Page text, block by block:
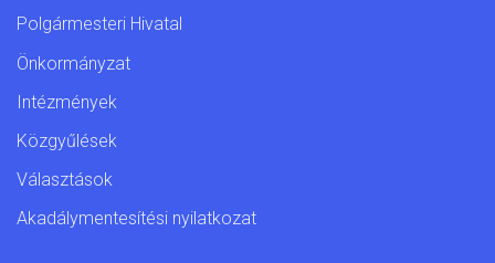
Polgármesteri Hivatal
Önkormányzat
Intézmények
Közgyűlések
Választások
Akadálymentesítési nyilatkozat